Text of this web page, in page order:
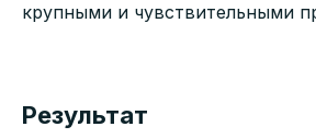
крупными и чувствительными
Результат